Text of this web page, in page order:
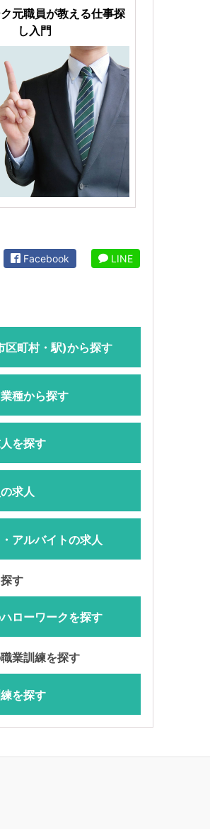
元職員が教える仕事探
し入門
Facebook LINE
区町村・駅)から探す
種から探す
を探す
求人
アルバイトの求人
す
ローワークを探す
業訓練を探す
を探す